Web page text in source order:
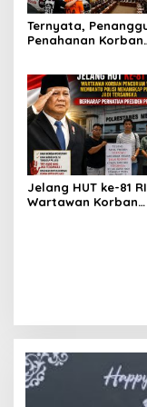
Ternyata,
Penahanan Korban
Setelah Membantu
Menangkap Maling
Atensi Ketua Komisi
RI Bapak
Jelang HUT ke-81
Wartawan Korban